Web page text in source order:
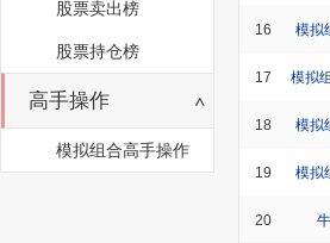
股票卖出榜
股票持仓榜
高手操作
模拟组合高手操作
16 模拟
17 模拟
18 模拟
19 模拟
20